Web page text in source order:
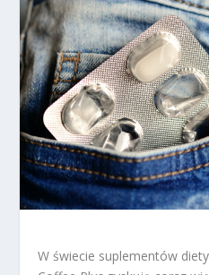
W świecie suplementów